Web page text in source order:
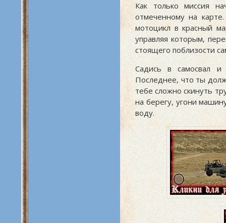
Как только миссия
отмеченному на
мотоцикл в красный
управляя которым,
стоящего поблизости
Садись в самосвал и
Последнее, что ты
тебе сложно скинуть
на берегу, угони
воду.